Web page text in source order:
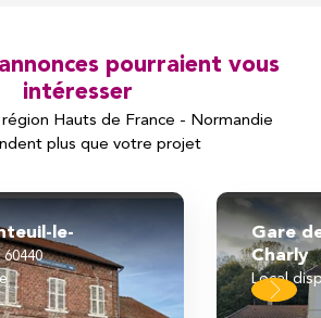
pourraient vous
intéresser
Hauts de France - Normandie
plus que votre projet
le-
60440
Gare
local